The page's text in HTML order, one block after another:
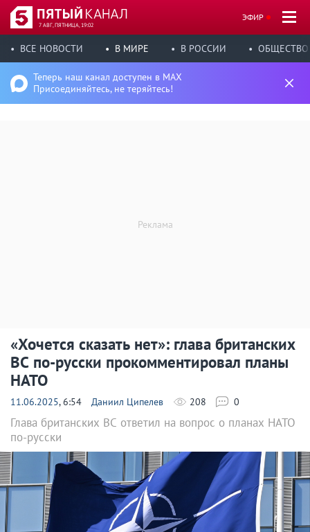
7 АВГ, ПЯТНИЦА, 19:02
ЭФИР
ВСЕ НОВОСТИ В МИРЕ В РОССИИ ОБЩЕСТВО
Теперь наш канал доступен в MAX
Присоединяйтесь, не теряйтесь!
«Хочется сказать нет»: глава британских
ВС по-русски прокомментировал планы
НАТО
11.06.2025, 6:54 Даниил Ципелев 208 0
Глава британских ВС ответил на вопрос о планах НАТО
по-русски